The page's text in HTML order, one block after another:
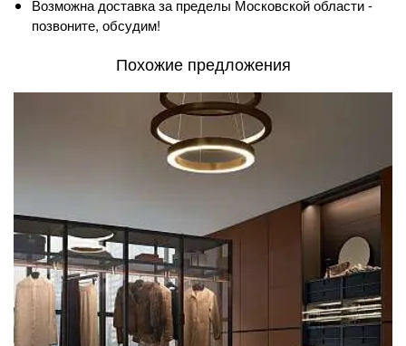
Возможна доставка за пределы Московской области -
позвоните, обсудим!
Похожие предложения